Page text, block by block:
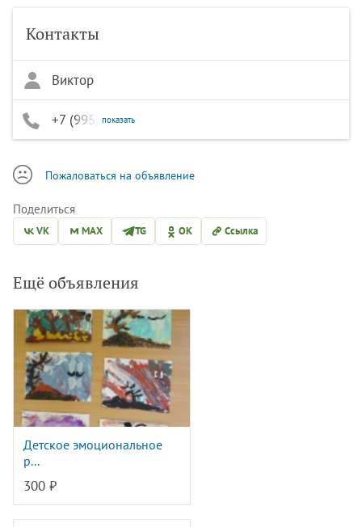
Контакты
Виктор
+7 (995) 606-51-57
показать
Пожаловаться на объявление
Поделиться
VK MAX TG OK Ссылка
Ещё объявления
Детское эмоциональное
р...
300 ₽